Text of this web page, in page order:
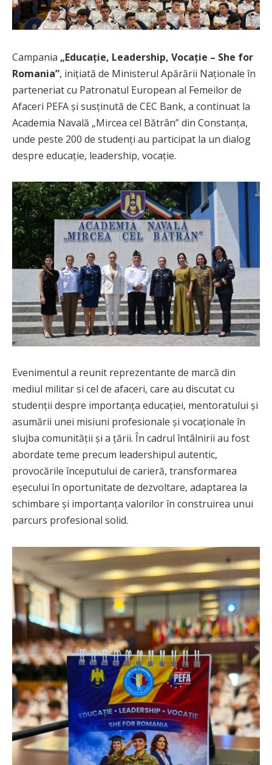
Campania „Educație, Leadership, Vocație – She for
Romania”, inițiată de Ministerul Apărării Naționale în
parteneriat cu Patronatul European al Femeilor de
Afaceri PEFA și susținută de CEC Bank, a continuat la
Academia Navală „Mircea cel Bătrân” din Constanța,
unde peste 200 de studenți au participat la un dialog
despre educație, leadership, vocație.
Evenimentul a reunit reprezentante de marcă din
mediul militar si cel de afaceri, care au discutat cu
studenții despre importanța educației, mentoratului și
asumării unei misiuni profesionale și vocaționale în
slujba comunității și a țării. În cadrul întâlnirii au fost
abordate teme precum leadershipul autentic,
provocările începutului de carieră, transformarea
eșecului în oportunitate de dezvoltare, adaptarea la
schimbare și importanța valorilor în construirea unui
parcurs profesional solid.